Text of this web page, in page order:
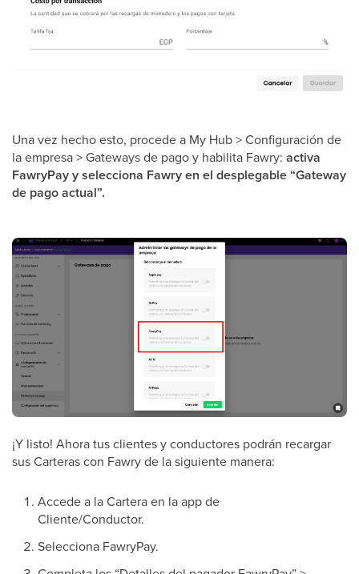
Una vez hecho esto, procede a My Hub > Configuración de
la empresa > Gateways de pago y habilita Fawry: activa
FawryPay y selecciona Fawry en el desplegable “Gateway
de pago actual”.
¡Y listo! Ahora tus clientes y conductores podrán recargar
sus Carteras con Fawry de la siguiente manera:
Accede a la Cartera en la app de
Cliente/Conductor.
Selecciona FawryPay.